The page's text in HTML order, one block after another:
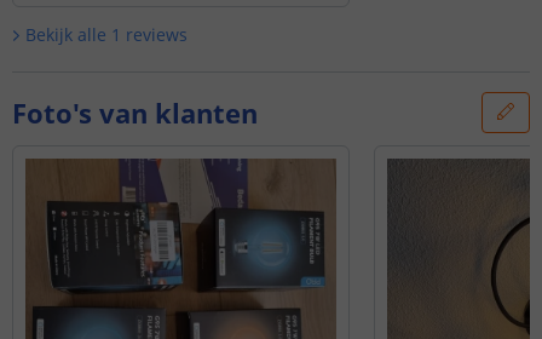
Bekijk alle 1 reviews
Foto's van klanten